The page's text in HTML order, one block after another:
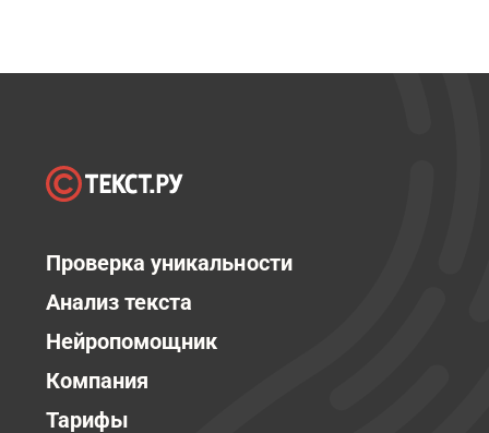
Проверка уникальности
Анализ текста
Нейропомощник
Компания
Тарифы